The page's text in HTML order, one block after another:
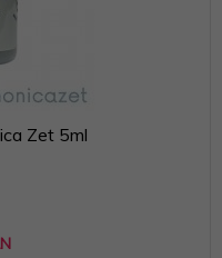
Zet 5ml